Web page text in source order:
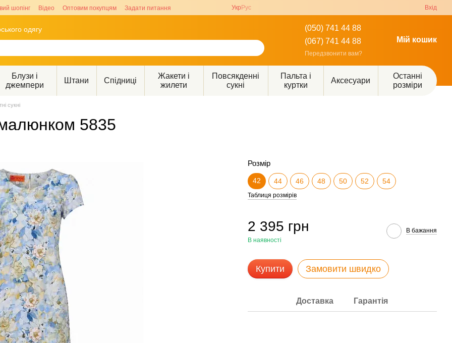
шопінг Відео Оптовим покупцям Задати питання Укр Рус Вхід
одягу
(050) 741 44 88
(067) 741 44 88
Передзвонити вам?
Мій кошик
Блузи і
джемпери
Штани Спідниці
Жакети і
жилети
Повсякденні
сукні
Пальта і
куртки
Аксесуари
Останні
розміри
сукні
5835
Розмір
42 44 46 48 50 52 54
Таблиця розмірів
2 395 грн
В наявності
В бажання
Купити Замовити швидко
Доставка Гарантія